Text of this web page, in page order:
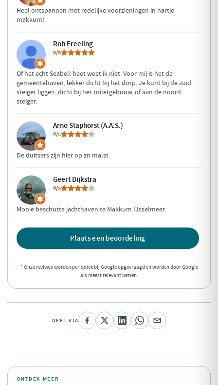
Heel ontspannen met redelijke voorzieningen in hartje
makkum!
Rob Freeling
5/5
Of het echt Seabell heet weet ik niet. Voor mij is het de
gemeentehaven, lekker dicht bij het dorp. Je kunt bij de zuid
steiger liggen, dicht bij het toiletgebouw, of aan de noord
steiger.
Arno Staphorst (A.A.S.)
4/5
De duitsers zijn hier op zn malst
Geert Dijkstra
4/5
Mooie beschutte jachthaven te Makkum IJsselmeer.
Plaats een beoordeling
* Onze reviews worden periodiek bij Google opgevraagd en worden door Google
als meest relevant bezien.
DEEL VIA
ONTDEK MEER